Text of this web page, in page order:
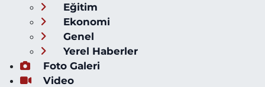
Eğitim
Ekonomi
Genel
Yerel Haberler
Foto Galeri
Video